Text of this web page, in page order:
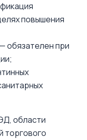
повышения
— обязателен при
области
торгового